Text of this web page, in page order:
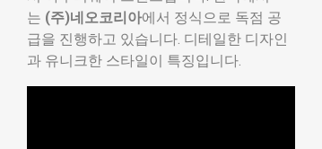
는 (주)네오코리아에서 정식으로 독점 공
급을 진행하고 있습니다. 디테일한 디자인
과 유니크한 스타일이 특징입니다.